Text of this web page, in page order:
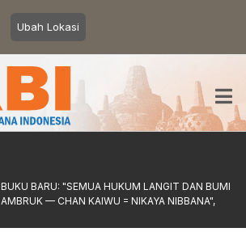
Ubah Lokasi
BUKU BARU: "SEMUA HUKUM LANGIT DAN BUMI
AMBRUK — CHAN KAIWU = NIKAYA NIBBANA",